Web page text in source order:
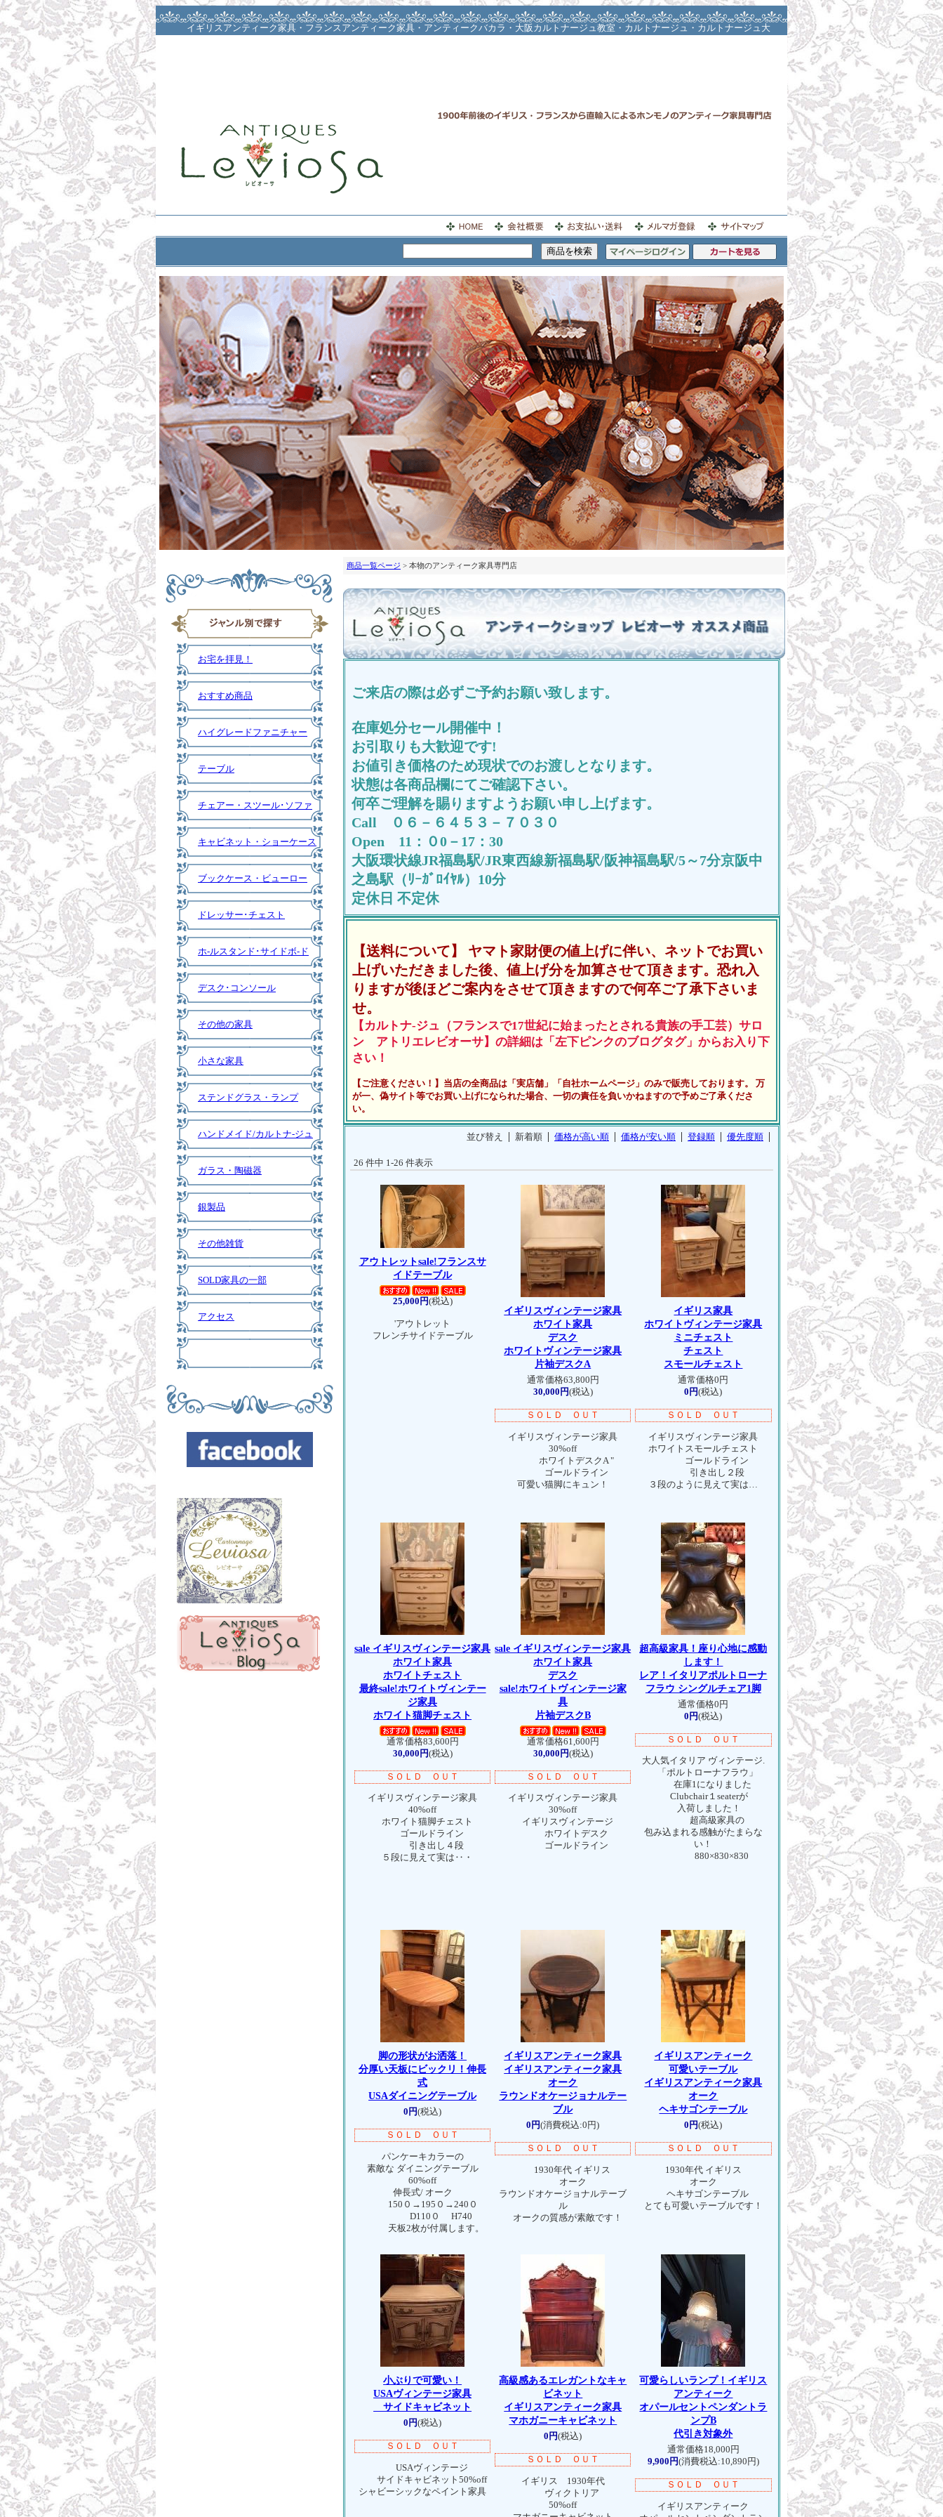
イギリスアンティーク家具・フランスアンティーク家具・アンティークバカラ・大阪カルトナージュ教室・カルトナージュ・カルトナージュ大
お宅を拝見！
おすすめ商品
ハイグレードファニチャー
テーブル
チェアー・スツール･ソファ
キャビネット・ショーケース
ブックケース・ビューロー
ドレッサー･チェスト
ホ-ルスタンド･サイドボ-ド
デスク･コンソール
その他の家具
小さな家具
ステンドグラス・ランプ
ハンドメイド/カルトナ-ジュ
ガラス・陶磁器
銀製品
その他雑貨
SOLD家具の一部
アクセス
商品一覧ページ > 本物のアンティーク家具専門店
ご来店の際は必ずご予約お願い致します。
在庫処分セール開催中！
お引取りも大歓迎です!
お値引き価格のため現状でのお渡しとなります。
状態は各商品欄にてご確認下さい。
何卒ご理解を賜りますようお願い申し上げます。
Call ０６－６４５３－７０３０
Open 11：０0－17：30
大阪環状線JR福島駅/JR東西線新福島駅/阪神福島駅/5～7分京阪中
之島駅（ﾘｰｶﾞﾛｲﾔﾙ）10分
定休日 不定休
【送料について】 ヤマト家財便の値上げに伴い、ネットでお買い
上げいただきました後、値上げ分を加算させて頂きます。恐れ入
りますが後ほどご案内をさせて頂きますので何卒ご了承下さいま
せ。
【カルトナ-ジュ（フランスで17世紀に始まったとされる貴族の手工芸）サロ
ン アトリエレビオーサ】の詳細は「左下ピンクのブログタグ」からお入り下
さい！
【ご注意ください！】当店の全商品は「実店舗」「自社ホームページ」のみで販売しております。 万
が一、偽サイト等でお買い上げになられた場合、一切の責任を負いかねますので予めご了承くださ
い。
並び替え 新着順 価格が高い順 価格が安い順 登録順 優先度順
26 件中 1-26 件表示
アウトレットsale!フランスサ
イドテーブル
25,000円(税込)
'アウトレット
フレンチサイドテーブル
イギリスヴィンテージ家具
ホワイト家具
デスク
ホワイトヴィンテージ家具
片袖デスクA
通常価格63,800円
30,000円(税込)
ＳＯＬＤ ＯＵＴ
イギリスヴィンテージ家具
30%off
ホワイトデスクA "
ゴールドライン
可愛い猫脚にキュン！
イギリス家具
ホワイトヴィンテージ家具
ミニチェスト
チェスト
スモールチェスト
通常価格0円
0円(税込)
ＳＯＬＤ ＯＵＴ
イギリスヴィンテージ家具
ホワイトスモールチェスト
ゴールドライン
引き出し２段
３段のように見えて実は…
sale イギリスヴィンテージ家具
ホワイト家具
ホワイトチェスト
最終sale!ホワイトヴィンテー
ジ家具
ホワイト猫脚チェスト
通常価格83,600円
30,000円(税込)
ＳＯＬＤ ＯＵＴ
イギリスヴィンテージ家具
40%off
ホワイト猫脚チェスト
ゴールドライン
引き出し４段
５段に見えて実は‥・
sale イギリスヴィンテージ家具
ホワイト家具
デスク
sale!ホワイトヴィンテージ家
具
片袖デスクB
通常価格61,600円
30,000円(税込)
ＳＯＬＤ ＯＵＴ
イギリスヴィンテージ家具
30%off
イギリスヴィンテージ
ホワイトデスク
ゴールドライン
超高級家具！座り心地に感動
します！
レア！イタリアポルトローナ
フラウ シングルチェア1脚
通常価格0円
0円(税込)
ＳＯＬＤ ＯＵＴ
大人気イタリア ヴィンテージ.
「ポルトローナフラウ」
在庫1になりました
Clubchair１seaterが
入荷しました！
超高級家具の
包み込まれる感触がたまらな
い！
880×830×830
脚の形状がお洒落！
分厚い天板にビックリ！伸長
式
USAダイニングテーブル
0円(税込)
ＳＯＬＤ ＯＵＴ
パンケーキカラーの
素敵な ダイニングテーブル
60%off
伸長式/ オーク
150０→195０→240０
D110０ H740
天板2枚が付属します。
イギリスアンティーク家具
イギリスアンティーク家具
オーク
ラウンドオケージョナルテー
ブル
0円(消費税込:0円)
ＳＯＬＤ ＯＵＴ
1930年代 イギリス
オーク
ラウンドオケージョナルテーブ
ル
オークの質感が素敵です！
イギリスアンティーク
可愛いテーブル
イギリスアンティーク家具
オーク
ヘキサゴンテーブル
0円(税込)
ＳＯＬＤ ＯＵＴ
1930年代 イギリス
オーク
ヘキサゴンテーブル
とても可愛いテーブルです！
小ぶりで可愛い！
USAヴィンテージ家具
サイドキャビネット
0円(税込)
ＳＯＬＤ ＯＵＴ
USAヴィンテージ
サイドキャビネット50%off
シャビーシックなペイント家具
高級感あるエレガントなキャ
ビネット
イギリスアンティーク家具
マホガニーキャビネット
0円(税込)
ＳＯＬＤ ＯＵＴ
イギリス 1930年代
ヴィクトリア
50%off
可愛らしいランプ！ イギリス
アンティーク
オパールセントペンダントラ
ンプB
代引き対象外
通常価格18,000円
9,900円(消費税込:10,890円)
ＳＯＬＤ ＯＵＴ
イギリスアンティーク